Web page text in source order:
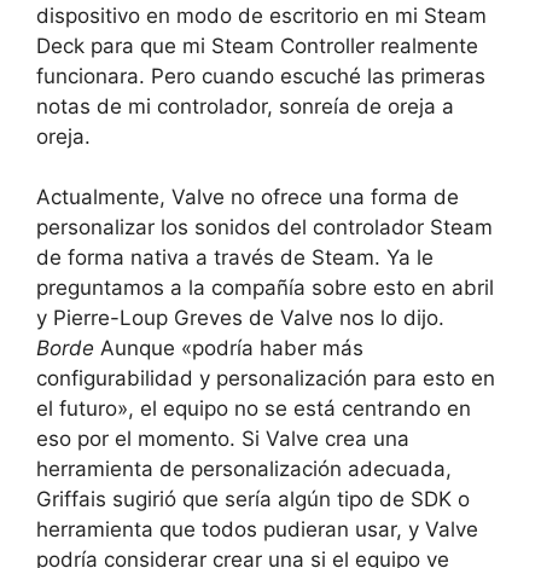
dispositivo en modo de escritorio en mi Steam
Deck para que mi Steam Controller realmente
funcionara. Pero cuando escuché las primeras
notas de mi controlador, sonreía de oreja a
oreja.
Actualmente, Valve no ofrece una forma de
personalizar los sonidos del controlador Steam
de forma nativa a través de Steam. Ya le
preguntamos a la compañía sobre esto en abril
y Pierre-Loup Greves de Valve nos lo dijo.
Borde Aunque «podría haber más
configurabilidad y personalización para esto en
el futuro», el equipo no se está centrando en
eso por el momento. Si Valve crea una
herramienta de personalización adecuada,
Griffais sugirió que sería algún tipo de SDK o
herramienta que todos pudieran usar, y Valve
podría considerar crear una si el equipo ve